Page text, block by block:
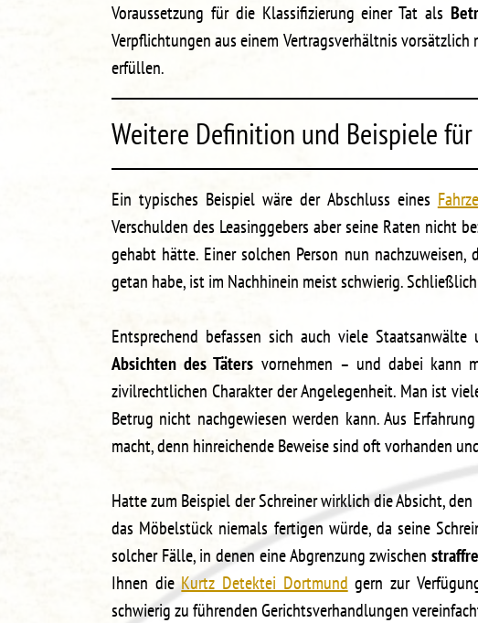
Voraussetzung für die Klassifizierung einer Tat als
Verpflichtungen aus einem Vertragsverhältnis
erfüllen.
Weitere Definition und Beispiele
Ein typisches Beispiel wäre der Abschluss eines
Verschulden des Leasinggebers aber seine Raten
gehabt hätte. Einer solchen Person nun
getan habe, ist im Nachhinein meist schwierig.
Entsprechend befassen sich auch viele
Absichten des Täters vornehmen – und dabei kann
zivilrechtlichen Charakter der Angelegenheit. Man ist
Betrug nicht nachgewiesen werden kann. Aus
macht, denn hinreichende Beweise sind oft vorhanden
Hatte zum Beispiel der Schreiner wirklich die Absicht,
das Möbelstück niemals fertigen würde, da seine
solcher Fälle, in denen eine Abgrenzung zwischen
Ihnen die Kurtz Detektei Dortmund gern zur
schwierig zu führenden Gerichtsverhandlungen